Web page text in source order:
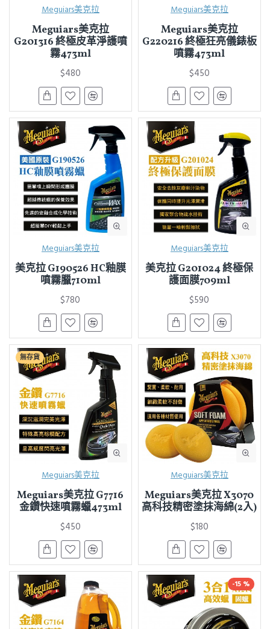
Meguiars美克拉
Meguiars美克拉
G201316 終極皮革淨護噴
霧473ml
$480
Meguiars美克拉
Meguiars美克拉
G220216 終極狂亮儀錶板
噴霧473ml
$450
Meguiars美克拉
美克拉 G190526 HC釉膜
噴霧臘710ml
$780
Meguiars美克拉
美克拉 G201024 終極保
護面膜709ml
$590
無存貨
Meguiars美克拉
Meguiars美克拉 G7716
金鑽快速噴霧蠟473ml
$450
Meguiars美克拉
Meguiars美克拉 X3070
高科技精密塗抹海綿(2入)
$180
-15 %